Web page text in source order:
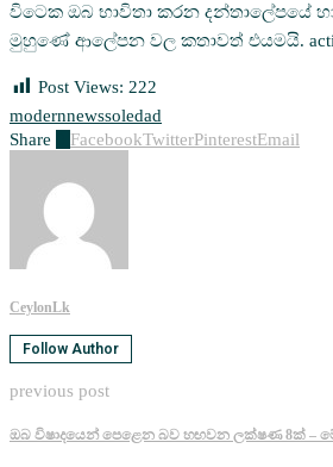
විටෙක ඔබ භාවිතා කරන දන්තාලේපයේ
මුහුණේ ආලේපන වල කතාවත් එයමයි.
Post Views: 222
modernnewssoledad
Share
FacebookTwitterPinterestEmail
CeylonLk
Follow Author
previous post
ඔබ විෂාදයෙන් පෙළෙන බව හඟවන ලක්ෂණ 8ක්‌ –